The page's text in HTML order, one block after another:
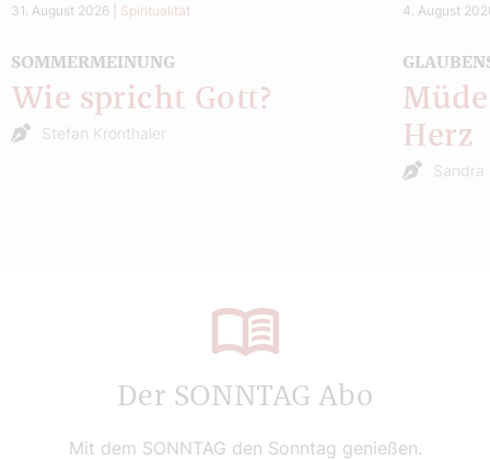
31. August 2026 Spiritualität
SOMMERMEINUNG
Wie spricht Gott?
Stefan Kronthaler
4. August
Herz
Sandra
Der SONNTAG Abo
Mit dem SONNTAG den Sonntag genießen.